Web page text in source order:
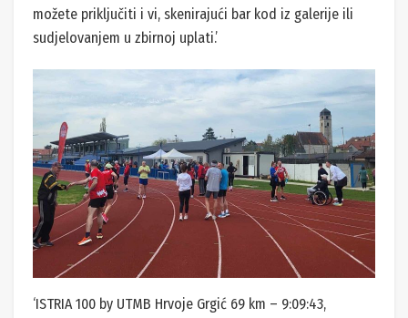
možete priključiti i vi, skenirajući bar kod iz galerije ili
sudjelovanjem u zbirnoj uplati.’
‘ISTRIA 100 by UTMB Hrvoje Grgić 69 km – 9:09:43,